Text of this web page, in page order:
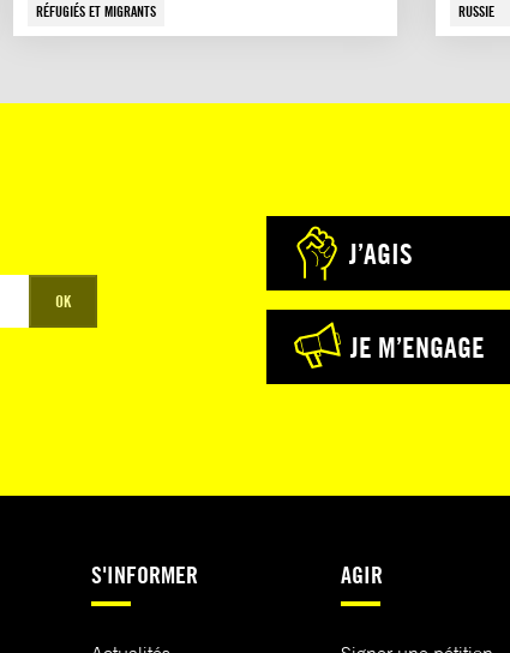
RÉFUGIÉS ET MIGRANTS RUSSIE
OK
J’AGIS
JE M’ENGAGE
S'INFORMER AGIR